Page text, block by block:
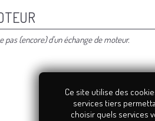
pas (encore) d'un échange de moteur.
Ce site utilise des
services tiers
choisir quels services